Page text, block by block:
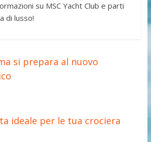
su MSC Yacht Club e parti
di lusso!
si prepara al nuovo
ideale per le tua crociera